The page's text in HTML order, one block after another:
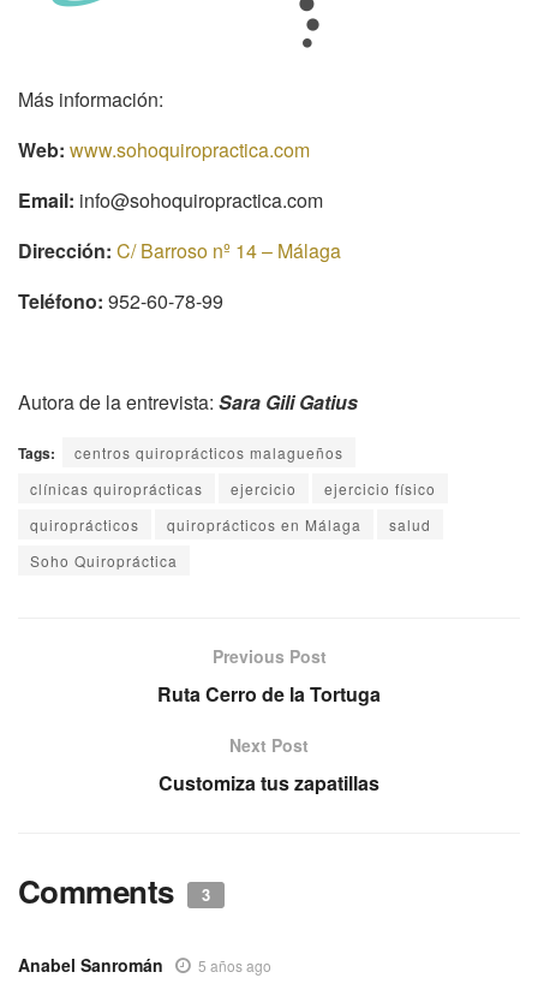
Más información:
Web: www.sohoquiropractica.com
Email: info@sohoquiropractica.com
Dirección: C/ Barroso nº 14 – Málaga
Teléfono: 952-60-78-99
Autora de la entrevista: Sara Gili Gatius
Tags:
centros quiroprácticos malagueños
clínicas quiroprácticas
ejercicio
ejercicio físico
quiroprácticos
quiroprácticos en Málaga
salud
Soho Quiropráctica
Previous Post
Ruta Cerro de la Tortuga
Next Post
Customiza tus zapatillas
Comments 3
Anabel Sanromán 5 años ago